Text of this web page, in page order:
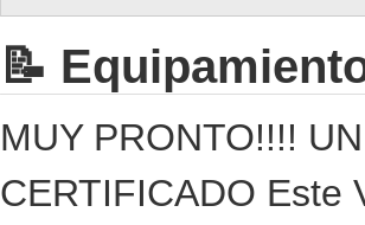
📝
MUY PRONTO!!!!
CERTIFICADO Este